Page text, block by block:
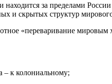
за пределами
и скрытых структур
«переваривание
– к колониальному;